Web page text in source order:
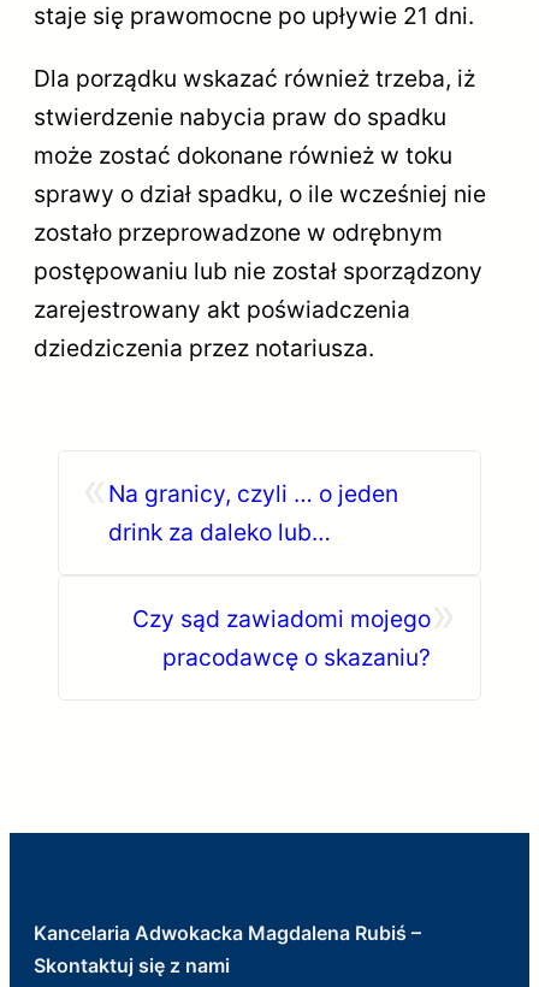
staje się prawomocne po upływie 21 dni.
Dla porządku wskazać również trzeba, iż
stwierdzenie nabycia praw do spadku
może zostać dokonane również w toku
sprawy o dział spadku, o ile wcześniej nie
zostało przeprowadzone w odrębnym
postępowaniu lub nie został sporządzony
zarejestrowany akt poświadczenia
dziedziczenia przez notariusza.
Na granicy, czyli … o jeden
drink za daleko lub
Czy sąd zawiadomi mojego
pracodawcę o skazaniu?
Kancelaria Adwokacka Magdalena Rubiś –
Skontaktuj się z nami